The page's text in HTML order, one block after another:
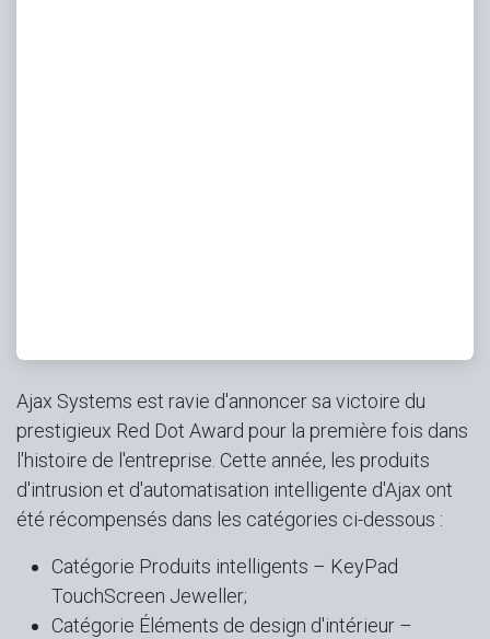
Ajax Systems est ravie d'annoncer sa victoire du
prestigieux Red Dot Award pour la première fois dans
l'histoire de l'entreprise. Cette année, les produits
d'intrusion et d'automatisation intelligente d'Ajax ont
été récompensés dans les catégories ci-dessous :
Catégorie Produits intelligents – KeyPad
TouchScreen Jeweller;
Catégorie Éléments de design d'intérieur –